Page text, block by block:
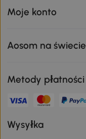
Moje konto
Aosom na świecie
Metody płatności
Wysyłka